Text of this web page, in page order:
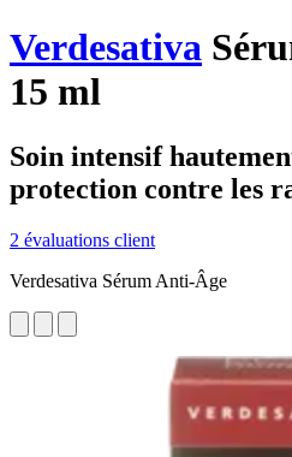
Verdesativa
15 ml
Soin intensif
protection contre les
2 évaluations client
Verdesativa Sérum Anti-Âge